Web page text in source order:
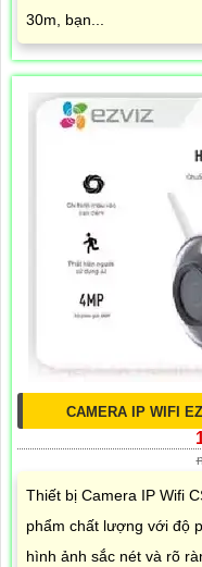
30m, bạn...
CAMERA IP WIFI
Thiết bị Camera IP Wifi
phẩm chất lượng với độ
hình ảnh sắc nét và rõ